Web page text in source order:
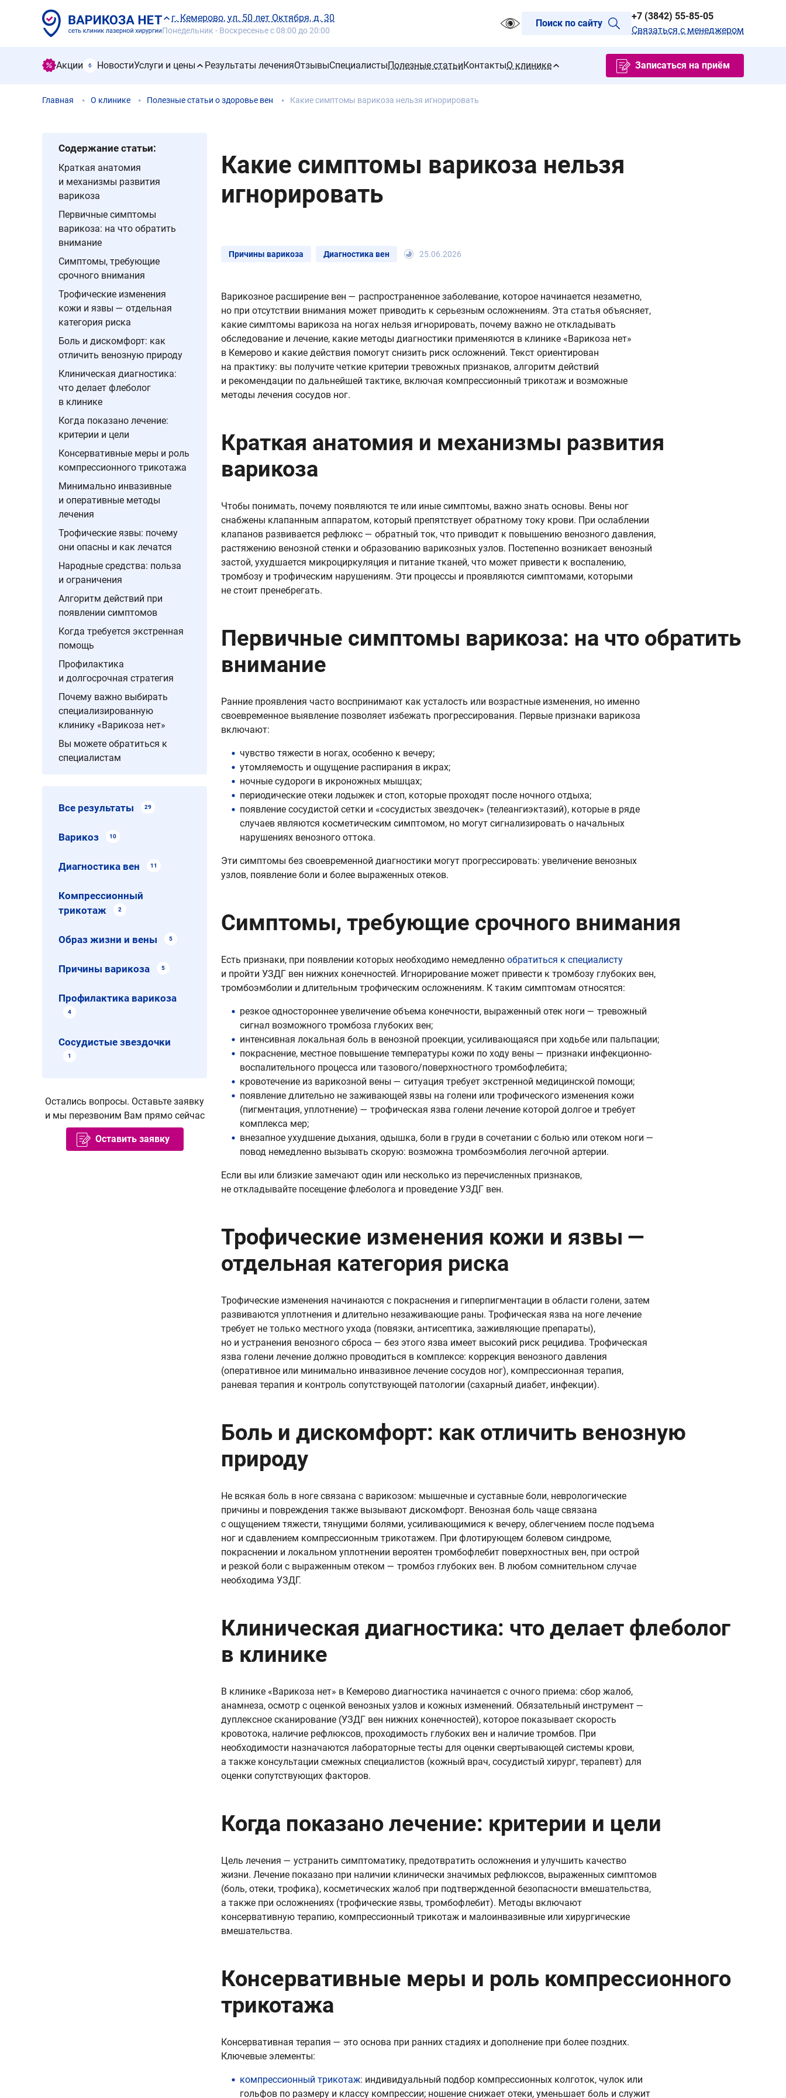
г. Кемерово, ул. 50 лет Октября, д. 30
Понедельник - Воскресенье с 08:00 до 20:00
Поиск по сайту
+7 (3842) 55-85-05
Связаться с менеджером
Акции 6 НовостиУслуги и цены Результаты леченияОтзывыСпециалистыПолезные статьиКонтактыО клинике Записаться на приём
Главная О клинике Полезные статьи о здоровье вен Какие симптомы варикоза нельзя игнорировать
Какие симптомы варикоза нельзя
игнорировать
Причины варикоза Диагностика вен 25.06.2026
Варикозное расширение вен — распространенное заболевание, которое начинается незаметно,
но при отсутствии внимания может приводить к серьезным осложнениям. Эта статья объясняет,
какие симптомы варикоза на ногах нельзя игнорировать, почему важно не откладывать
обследование и лечение, какие методы диагностики применяются в клинике «Варикоза нет»
в Кемерово и какие действия помогут снизить риск осложнений. Текст ориентирован
на практику: вы получите четкие критерии тревожных признаков, алгоритм действий
и рекомендации по дальнейшей тактике, включая компрессионный трикотаж и возможные
методы лечения сосудов ног.
Краткая анатомия и механизмы развития
варикоза
Чтобы понимать, почему появляются те или иные симптомы, важно знать основы. Вены ног
снабжены клапанным аппаратом, который препятствует обратному току крови. При ослаблении
клапанов развивается рефлюкс — обратный ток, что приводит к повышению венозного давления,
растяжению венозной стенки и образованию варикозных узлов. Постепенно возникает венозный
застой, ухудшается микроциркуляция и питание тканей, что может привести к воспалению,
тромбозу и трофическим нарушениям. Эти процессы и проявляются симптомами, которыми
не стоит пренебрегать.
Первичные симптомы варикоза: на что обратить
внимание
Ранние проявления часто воспринимают как усталость или возрастные изменения, но именно
своевременное выявление позволяет избежать прогрессирования. Первые признаки варикоза
включают:
чувство тяжести в ногах, особенно к вечеру;
утомляемость и ощущение распирания в икрах;
ночные судороги в икроножных мышцах;
периодические отеки лодыжек и стоп, которые проходят после ночного отдыха;
появление сосудистой сетки и «сосудистых звездочек» (телеангиэктазий), которые в ряде
случаев являются косметическим симптомом, но могут сигнализировать о начальных
нарушениях венозного оттока.
Эти симптомы без своевременной диагностики могут прогрессировать: увеличение венозных
узлов, появление боли и более выраженных отеков.
Симптомы, требующие срочного внимания
Есть признаки, при появлении которых необходимо немедленно обратиться к специалисту
и пройти УЗДГ вен нижних конечностей. Игнорирование может привести к тромбозу глубоких вен,
тромбоэмболии и длительным трофическим осложнениям. К таким симптомам относятся:
резкое одностороннее увеличение объема конечности, выраженный отек ноги — тревожный
сигнал возможного тромбоза глубоких вен;
интенсивная локальная боль в венозной проекции, усиливающаяся при ходьбе или пальпации;
покраснение, местное повышение температуры кожи по ходу вены — признаки инфекционно-
воспалительного процесса или тазового/поверхностного тромбофлебита;
кровотечение из варикозной вены — ситуация требует экстренной медицинской помощи;
появление длительно не заживающей язвы на голени или трофического изменения кожи
(пигментация, уплотнение) — трофическая язва голени лечение которой долгое и требует
комплекса мер;
внезапное ухудшение дыхания, одышка, боли в груди в сочетании с болью или отеком ноги —
повод немедленно вызывать скорую: возможна тромбоэмболия легочной артерии.
Если вы или близкие замечают один или несколько из перечисленных признаков,
не откладывайте посещение флеболога и проведение УЗДГ вен.
Трофические изменения кожи и язвы —
отдельная категория риска
Трофические изменения начинаются с покраснения и гиперпигментации в области голени, затем
развиваются уплотнения и длительно незаживающие раны. Трофическая язва на ноге лечение
требует не только местного ухода (повязки, антисептика, заживляющие препараты),
но и устранения венозного сброса — без этого язва имеет высокий риск рецидива. Трофическая
язва голени лечение должно проводиться в комплексе: коррекция венозного давления
(оперативное или минимально инвазивное лечение сосудов ног), компрессионная терапия,
раневая терапия и контроль сопутствующей патологии (сахарный диабет, инфекции).
Боль и дискомфорт: как отличить венозную
природу
Не всякая боль в ноге связана с варикозом: мышечные и суставные боли, неврологические
причины и повреждения также вызывают дискомфорт. Венозная боль чаще связана
с ощущением тяжести, тянущими болями, усиливающимися к вечеру, облегчением после подъема
ног и сдавлением компрессионным трикотажем. При флотирующем болевом синдроме,
покраснении и локальном уплотнении вероятен тромбофлебит поверхностных вен, при острой
и резкой боли с выраженным отеком — тромбоз глубоких вен. В любом сомнительном случае
необходима УЗДГ.
Клиническая диагностика: что делает флеболог
в клинике
В клинике «Варикоза нет» в Кемерово диагностика начинается с очного приема: сбор жалоб,
анамнеза, осмотр с оценкой венозных узлов и кожных изменений. Обязательный инструмент —
дуплексное сканирование (УЗДГ вен нижних конечностей), которое показывает скорость
кровотока, наличие рефлюксов, проходимость глубоких вен и наличие тромбов. При
необходимости назначаются лабораторные тесты для оценки свертывающей системы крови,
а также консультации смежных специалистов (кожный врач, сосудистый хирург, терапевт) для
оценки сопутствующих факторов.
Когда показано лечение: критерии и цели
Цель лечения — устранить симптоматику, предотвратить осложнения и улучшить качество
жизни. Лечение показано при наличии клинически значимых рефлюксов, выраженных симптомов
(боль, отеки, трофика), косметических жалоб при подтвержденной безопасности вмешательства,
а также при осложнениях (трофические язвы, тромбофлебит). Методы включают
консервативную терапию, компрессионный трикотаж и малоинвазивные или хирургические
вмешательства.
Консервативные меры и роль компрессионного
трикотажа
Консервативная терапия — это основа при ранних стадиях и дополнение при более поздних.
Ключевые элементы:
компрессионный трикотаж: индивидуальный подбор компрессионных колготок, чулок или
гольфов по размеру и классу компрессии; ношение снижает отеки, уменьшает боль и служит
Содержание статьи:
Краткая анатомия
и механизмы развития
варикоза
Первичные симптомы
варикоза: на что обратить
внимание
Симптомы, требующие
срочного внимания
Трофические изменения
кожи и язвы — отдельная
категория риска
Боль и дискомфорт: как
отличить венозную природу
Клиническая диагностика:
что делает флеболог
в клинике
Когда показано лечение:
критерии и цели
Консервативные меры и роль
компрессионного трикотажа
Минимально инвазивные
и оперативные методы
лечения
Трофические язвы: почему
они опасны и как лечатся
Народные средства: польза
и ограничения
Алгоритм действий при
появлении симптомов
Когда требуется экстренная
помощь
Профилактика
и долгосрочная стратегия
Почему важно выбирать
специализированную
клинику «Варикоза нет»
Вы можете обратиться к
специалистам
Все результаты 29
Варикоз 10
Диагностика вен 11
Компрессионный
трикотаж
2
Образ жизни и вены 5
Причины варикоза 5
Профилактика варикоза
4
Сосудистые звездочки
1
Остались вопросы. Оставьте заявку
и мы перезвоним Вам прямо сейчас
Оставить заявку